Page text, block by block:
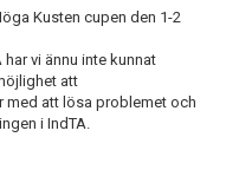
Kusten cupen den 1-2
vi ännu inte kunnat
att
med att lösa problemet och
i IndTA.